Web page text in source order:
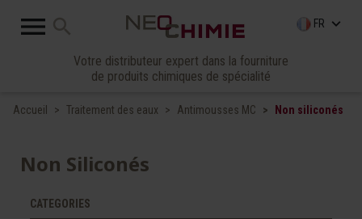
 search FR keyboard_arrow_down
Votre distributeur expert dans la fourniture
de produits chimiques de spécialité
Accueil Traitement des eaux Antimousses MC Non siliconés
Non Siliconés
CATEGORIES